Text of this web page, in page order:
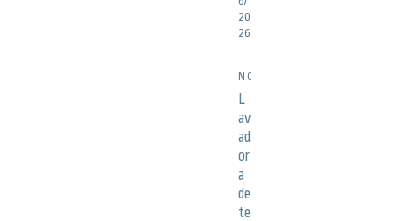
20
26
NOTICIAS
L
av
ad
or
a
de
te